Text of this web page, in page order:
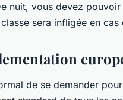
nuit, vous devez
sera infligée en
de se demander